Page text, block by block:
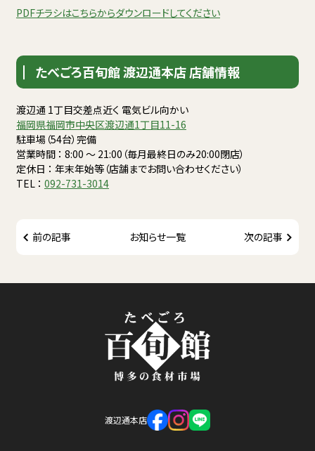
PDFチラシはこちらからダウンロードしてください
たべごろ百旬館 渡辺通本店 店舗情報
渡辺通 1丁目交差点近く 電気ビル向かい
福岡県福岡市中央区渡辺通1丁目11-16
駐車場（54台）完備
営業時間 ： 8:00 〜 21:00（毎月最終日のみ20:00閉店）
定休日 ： 年末年始等（店舗までお問い合わせください）
TEL ： 092-731-3014
前の記事 お知らせ一覧 次の記事
渡辺通本店